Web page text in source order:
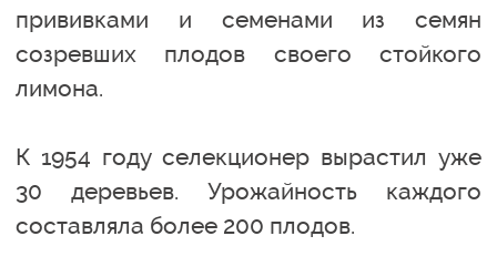
прививками и семенами из семян
созревших плодов своего стойкого
лимона.
К 1954 году селекционер вырастил уже
30 деревьев. Урожайность каждого
составляла более 200 плодов.